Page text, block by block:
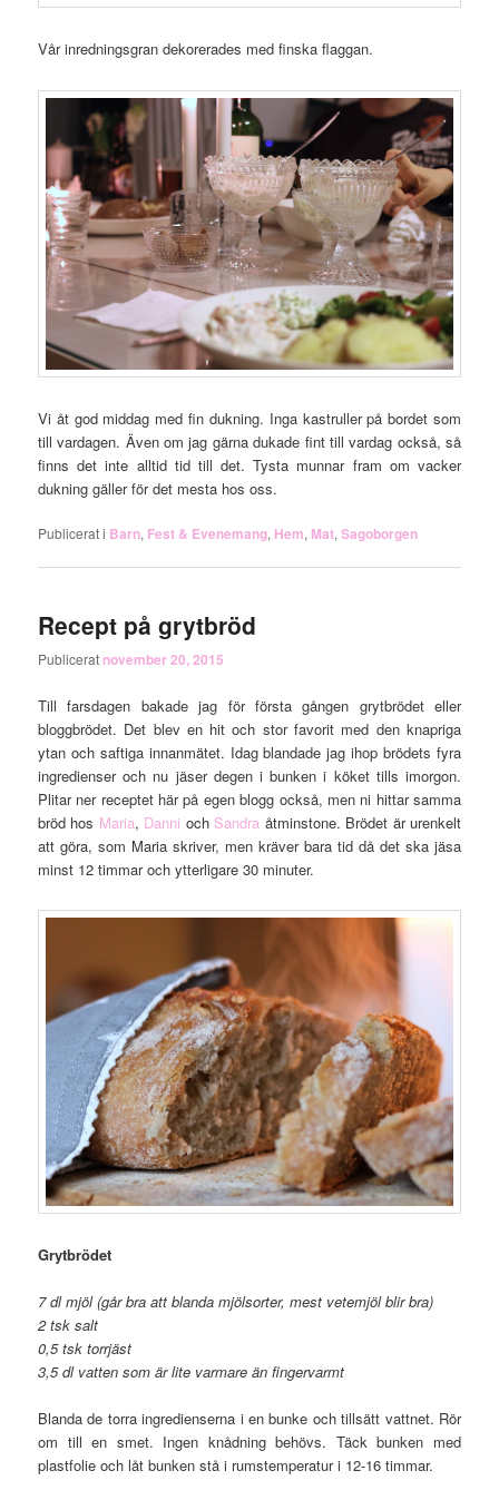
Vår inredningsgran dekorerades med finska flaggan.
Vi åt god middag med fin dukning. Inga kastruller på bordet som
till vardagen. Även om jag gärna dukade fint till vardag också, så
finns det inte alltid tid till det. Tysta munnar fram om vacker
dukning gäller för det mesta hos oss.
Publicerat i Barn, Fest & Evenemang, Hem, Mat,Sagoborgen
Recept på grytbröd
Publicerat november 20, 2015
Till farsdagen bakade jag för första gången grytbrödet eller
bloggbrödet. Det blev en hit och stor favorit med den knapriga
ytan och saftiga innanmätet. Idag blandade jag ihop brödets fyra
ingredienser och nu jäser degen i bunken i köket tills imorgon.
Plitar ner receptet här på egen blogg också, men ni hittar samma
bröd hos Maria, Danni och Sandra åtminstone. Brödet är urenkelt
att göra, som Maria skriver, men kräver bara tid då det ska jäsa
minst 12 timmar och ytterligare 30 minuter.
Grytbrödet
7 dl mjöl (går bra att blanda mjölsorter, mest vetemjöl blir bra)
2 tsk salt
0,5 tsk torrjäst
3,5 dl vatten som är lite varmare än fingervarmt
Blanda de torra ingredienserna i en bunke och tillsätt vattnet. Rör
om till en smet. Ingen knådning behövs. Täck bunken med
plastfolie och låt bunken stå i rumstemperatur i 12-16 timmar.